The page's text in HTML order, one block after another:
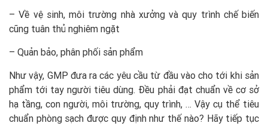
– Về vệ sinh, môi trường nhà xưởng và quy trình chế biến
cũng tuân thủ nghiêm ngặt
– Quản bảo, phân phối sản phẩm
Như vậy, GMP đưa ra các yêu cầu từ đầu vào cho tới khi sản
phẩm tới tay người tiêu dùng. Đều phải đạt chuẩn về cơ sở
hạ tầng, con người, môi trường, quy trình, … Vậy cụ thể tiêu
chuẩn phòng sạch được quy định như thế nào? Hãy tiếp tục